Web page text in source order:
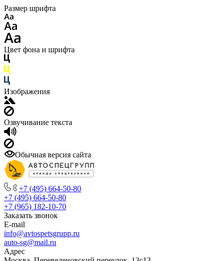
Размер шрифта
Цвет фона и шрифта
Изображения
Озвучивание текста
Обычная версия сайта
+7 (495) 664-50-80
+7 (495) 664-50-80
+7 (965) 182-10-70
Заказать звонок
E-mail
info@avtospetsgrupp.ru
auto-sg@mail.ru
Адрес